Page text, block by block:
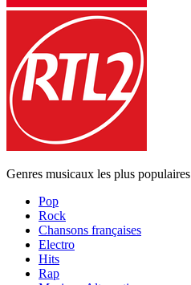
Genres musicaux les plus populaires
Pop
Rock
Chansons françaises
Electro
Hits
Rap